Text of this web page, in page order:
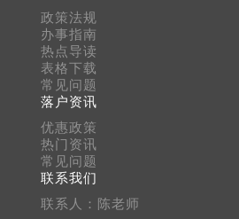
政策法规
办事指南
热点导读
表格下载
常见问题
落户资讯
优惠政策
热门资讯
常见问题
联系我们
联系人：陈老师